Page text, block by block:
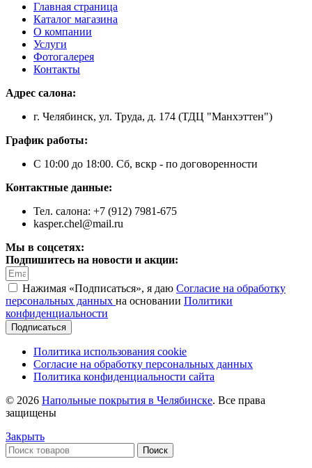
Главная страница
Каталог магазина
О компании
Услуги
Фотогалерея
Контакты
Адрес салона:
г. Челябинск, ул. Труда, д. 174 (ТДЦ "Манхэттен")
График работы:
С 10:00 до 18:00. Сб, вскр - по договоренности
Контактные данные:
Тел. салона: +7 (912) 7981-675
kasper.chel@mail.ru
Мы в соцсетях:
Подпишитесь на новости и акции:
Нажимая «Подписаться», я даю Согласие на обработку
персональных данных на основании Политики
конфиденциальности
Подписаться
Политика использования cookie
Согласие на обработку персональных данных
Политика конфиденциальности сайта
© 2026 Напольные покрытия в Челябинске. Все права
защищены
Закрыть
Поиск